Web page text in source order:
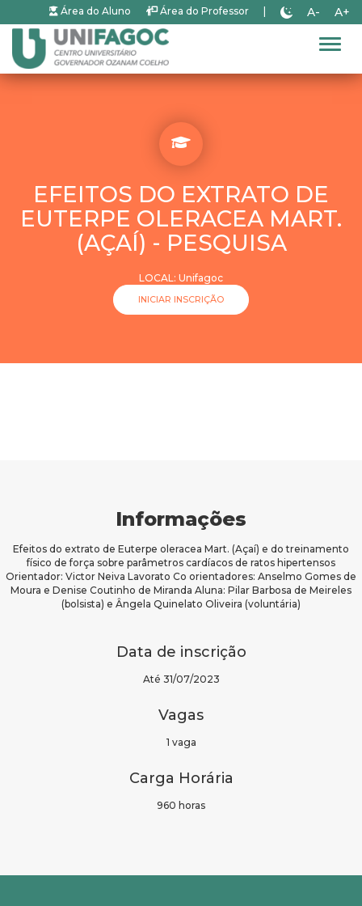
Área do Aluno Área do Professor A- A+
EFEITOS DO EXTRATO DE
EUTERPE OLERACEA MART.
(AÇAÍ) - PESQUISA
LOCAL: Unifagoc
INICIAR INSCRIÇÃO
Informações
Efeitos do extrato de Euterpe oleracea Mart. (Açaí) e do treinamento
físico de força sobre parâmetros cardíacos de ratos hipertensos
Orientador: Victor Neiva Lavorato Co orientadores: Anselmo Gomes de
Moura e Denise Coutinho de Miranda Aluna: Pilar Barbosa de Meireles
(bolsista) e Ângela Quinelato Oliveira (voluntária)
Data de inscrição
Até 31/07/2023
Vagas
1 vaga
Carga Horária
960 horas